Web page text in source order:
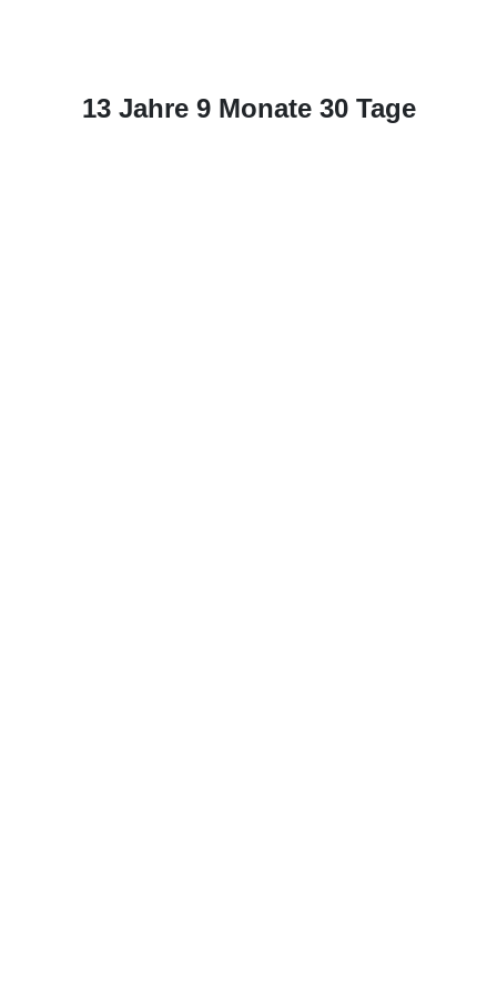
13 Jahre 9 Monate 30 Tage